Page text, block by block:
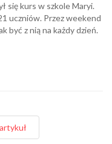
się kurs w szkole Maryi.
uczniów. Przez weekend
być z nią na każdy dzień.